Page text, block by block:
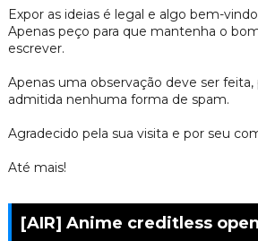
Expor as ideias é legal e algo bem-
Apenas peço para que mantenha o
escrever.
Apenas uma observação deve ser feita,
admitida nenhuma forma de spam.
Agradecido pela sua visita e por seu
Até mais!
[AIR] Anime creditless